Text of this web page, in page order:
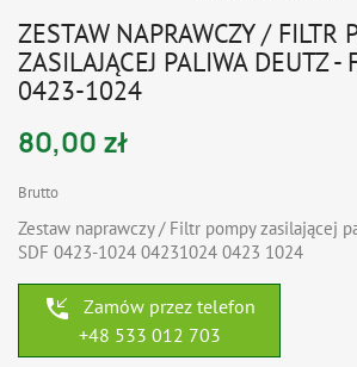
ZESTAW NAPRAWCZY / FILTR
ZASILAJĄCEJ PALIWA DEUTZ -
0423-1024
80,00 zł
Brutto
Zestaw naprawczy / Filtr pompy zasilającej
SDF 0423-1024 04231024 0423 1024
phone_callback
Zamów przez telefon
+48 533 012 703